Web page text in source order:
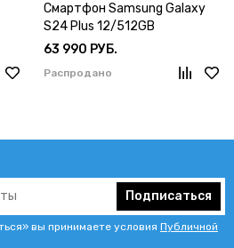
Смартфон Samsung Galaxy
S24 Plus 12/512GB
63 990 РУБ.
Распродано
Подписаться
вы принимаете условия Публичной